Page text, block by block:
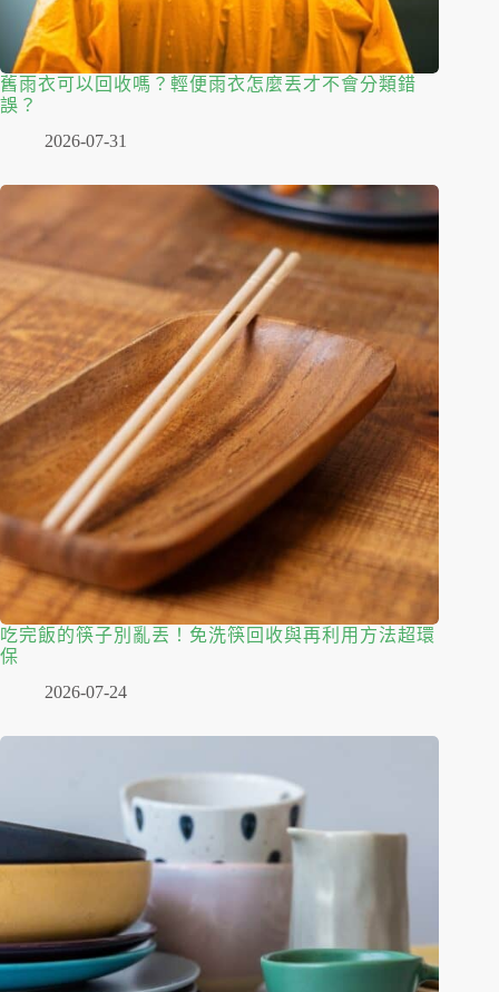
舊雨衣可以回收嗎？輕便雨衣怎麼丟才不會分類錯
誤？
2026-07-31
吃完飯的筷子別亂丟！免洗筷回收與再利用方法超環
保
2026-07-24